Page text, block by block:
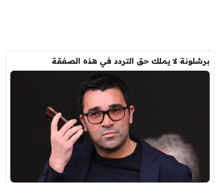
برشلونة لا يملك حق التردد في هذه الصفقة